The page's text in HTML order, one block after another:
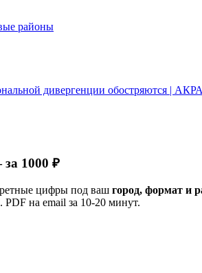
районы
дивергенции обостряются |
1000 ₽
цифры под ваш город, формат и
на email за 10-20 минут.